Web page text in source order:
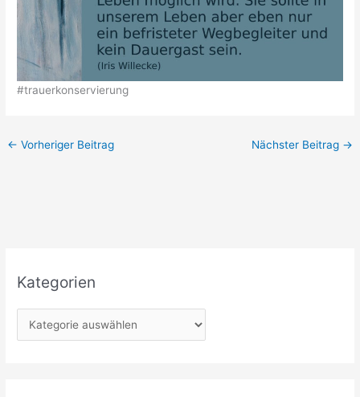
#trauerkonservierung
← Vorheriger Beitrag Nächster Beitrag →
Kategorien
a